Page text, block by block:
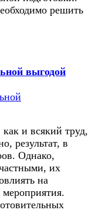
решить
выгодой
и всякий труд,
результат, в
Однако,
их
на